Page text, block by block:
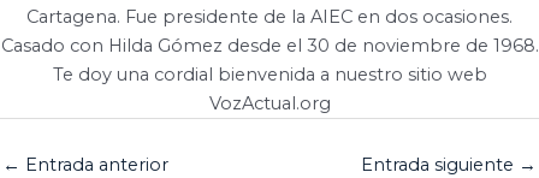
Cartagena. Fue presidente de la AIEC en dos ocasiones.
Casado con Hilda Gómez desde el 30 de noviembre de 1968.
Te doy una cordial bienvenida a nuestro sitio web
VozActual.org
← Entrada anterior Entrada siguiente →